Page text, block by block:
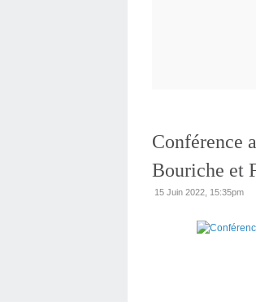
Conférence
Bouriche et
15 Juin 2022, 15:35pm